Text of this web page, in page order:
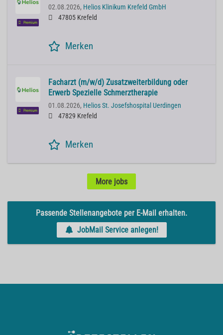
Premium
02.08.2026, Helios Klinikum Krefeld GmbH
47805 Krefeld
Merken
Premium
Facharzt (m/w/d) Zusatzweiterbildung oder
Erwerb Spezielle Schmerztherapie
01.08.2026, Helios St. Josefshospital Uerdingen
47829 Krefeld
Merken
More jobs
Passende Stellenangebote per E-Mail erhalten.
JobMail Service anlegen!